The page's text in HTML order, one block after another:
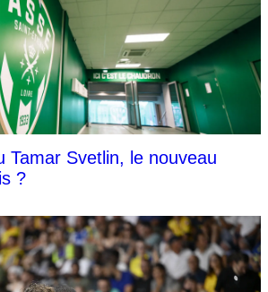
Tamar Svetlin, le nouveau
?